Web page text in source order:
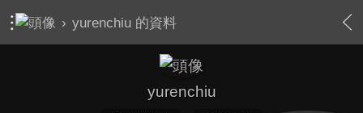
› yurenchiu 的資料
yurenchiu